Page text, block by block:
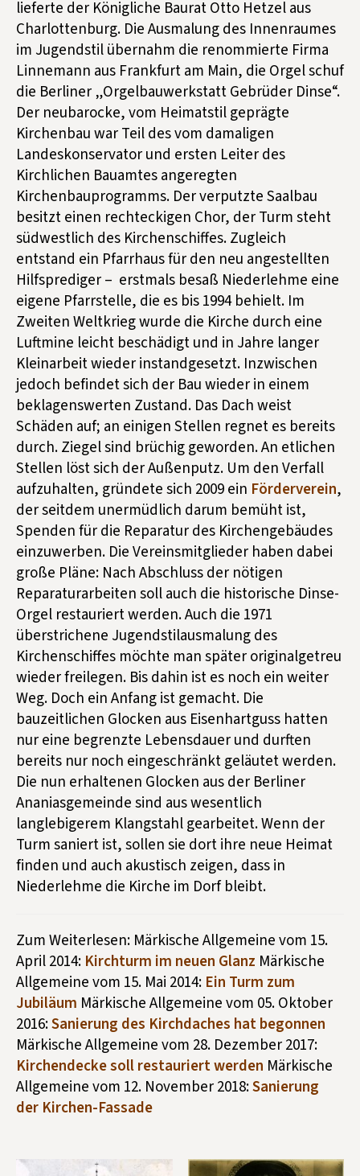
lieferte der Königliche Baurat Otto Hetzel aus
Charlottenburg. Die Ausmalung des Innenraumes
im Jugendstil übernahm die renommierte Firma
Linnemann aus Frankfurt am Main, die Orgel schuf
die Berliner „Orgelbauwerkstatt Gebrüder Dinse“.
Der neubarocke, vom Heimatstil geprägte
Kirchenbau war Teil des vom damaligen
Landeskonservator und ersten Leiter des
Kirchlichen Bauamtes angeregten
Kirchenbauprogramms. Der verputzte Saalbau
besitzt einen rechteckigen Chor, der Turm steht
südwestlich des Kirchenschiffes. Zugleich
entstand ein Pfarrhaus für den neu angestellten
Hilfsprediger – erstmals besaß Niederlehme eine
eigene Pfarrstelle, die es bis 1994 behielt. Im
Zweiten Weltkrieg wurde die Kirche durch eine
Luftmine leicht beschädigt und in Jahre langer
Kleinarbeit wieder instandgesetzt. Inzwischen
jedoch befindet sich der Bau wieder in einem
beklagenswerten Zustand. Das Dach weist
Schäden auf; an einigen Stellen regnet es bereits
durch. Ziegel sind brüchig geworden. An etlichen
Stellen löst sich der Außenputz. Um den Verfall
aufzuhalten, gründete sich 2009 ein Förderverein,
der seitdem unermüdlich darum bemüht ist,
Spenden für die Reparatur des Kirchengebäudes
einzuwerben. Die Vereinsmitglieder haben dabei
große Pläne: Nach Abschluss der nötigen
Reparaturarbeiten soll auch die historische Dinse-
Orgel restauriert werden. Auch die 1971
überstrichene Jugendstilausmalung des
Kirchenschiffes möchte man später originalgetreu
wieder freilegen. Bis dahin ist es noch ein weiter
Weg. Doch ein Anfang ist gemacht. Die
bauzeitlichen Glocken aus Eisenhartguss hatten
nur eine begrenzte Lebensdauer und durften
bereits nur noch eingeschränkt geläutet werden.
Die nun erhaltenen Glocken aus der Berliner
Ananiasgemeinde sind aus wesentlich
langlebigerem Klangstahl gearbeitet. Wenn der
Turm saniert ist, sollen sie dort ihre neue Heimat
finden und auch akustisch zeigen, dass in
Niederlehme die Kirche im Dorf bleibt.
Zum Weiterlesen: Märkische Allgemeine vom 15.
April 2014: Kirchturm im neuen Glanz Märkische
Allgemeine vom 15. Mai 2014: Ein Turm zum
Jubiläum Märkische Allgemeine vom 05. Oktober
2016:Sanierung des Kirchdaches hat begonnen
Märkische Allgemeine vom 28. Dezember 2017:
Kirchendecke soll restauriert werden Märkische
Allgemeine vom 12. November 2018:Sanierung
der Kirchen-Fassade